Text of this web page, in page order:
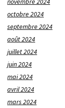
octobre 2024
septembre 2024
août 2024
juillet 2024
juin 2024
mai 2024
avril 2024
mars 2024